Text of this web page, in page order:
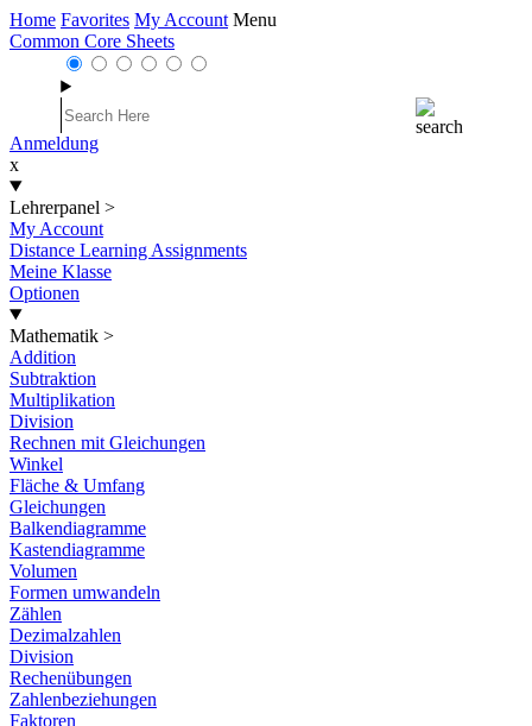
Home Favorites My Account Menu
Common Core Sheets
Anmeldung
x
Lehrerpanel >
My Account
Distance Learning Assignments
Meine Klasse
Optionen
Mathematik >
Addition
Subtraktion
Multiplikation
Division
Rechnen mit Gleichungen
Winkel
Fläche & Umfang
Gleichungen
Balkendiagramme
Kastendiagramme
Volumen
Formen umwandeln
Zählen
Dezimalzahlen
Division
Rechenübungen
Zahlenbeziehungen
Faktoren